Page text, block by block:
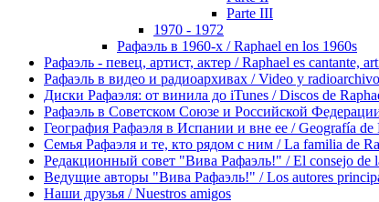
Parte III
1970 - 1972
Рафаэль в 1960-х / Raphael en los 1960s
Рафаэль - певец, артист, актер / Raphael es cantante,
Рафаэль в видео и радиоархивах / Video y
Диски Рафаэля: от винила до iTunes / Discos de
Рафаэль в Советском Союзе и Российской
География Рафаэля в Испании и вне ее / Geografía de
Семья Рафаэля и те, кто рядом с ним / La familia de
Редакционный совет "Вива Рафаэль!" / El consejo de
Ведущие авторы "Вива Рафаэль!" / Los autores
Наши друзья / Nuestros amigos